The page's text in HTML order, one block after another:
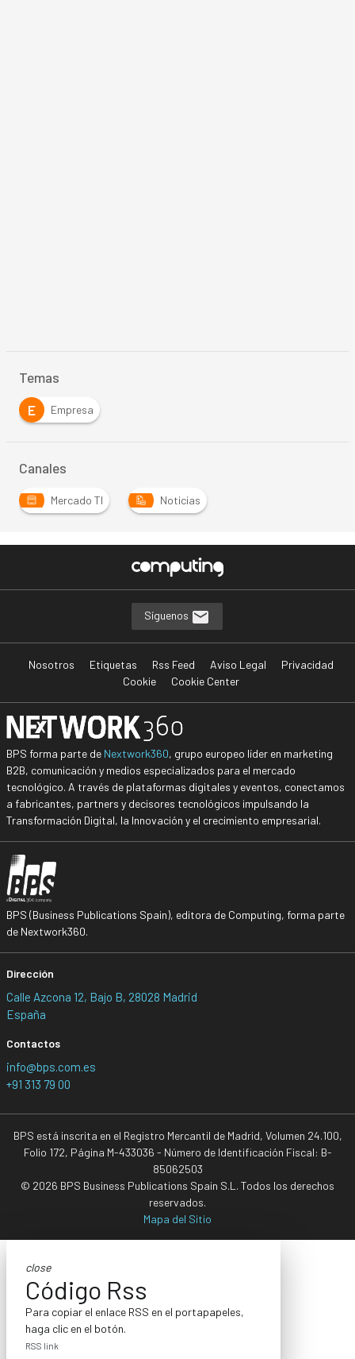
Temas
E
Empresa
Canales
Mercado TI Noticias
Síguenos
Nosotros Etiquetas Rss Feed Aviso Legal
Privacidad
Cookie
Cookie Center
BPS forma parte de Nextwork360, grupo europeo líder en marketing
B2B, comunicación y medios especializados para el mercado
tecnológico. A través de plataformas digitales y eventos, conectamos
a fabricantes, partners y decisores tecnológicos impulsando la
Transformación Digital, la Innovación y el crecimiento empresarial.
BPS (Business Publications Spain), editora de Computing, forma parte
de Nextwork360.
Dirección
Calle Azcona 12, Bajo B, 28028 Madrid
España
Contactos
info@bps.com.es
+91 313 79 00
BPS está inscrita en el Registro Mercantil de Madrid, Volumen 24.100,
Folio 172, Página M-433036 - Número de Identificación Fiscal: B-
85062503
© 2026 BPS Business Publications Spain S.L. Todos los derechos
reservados.
Mapa del Sitio
close
Código Rss
Para copiar el enlace RSS en el portapapeles,
haga clic en el botón.
RSS link